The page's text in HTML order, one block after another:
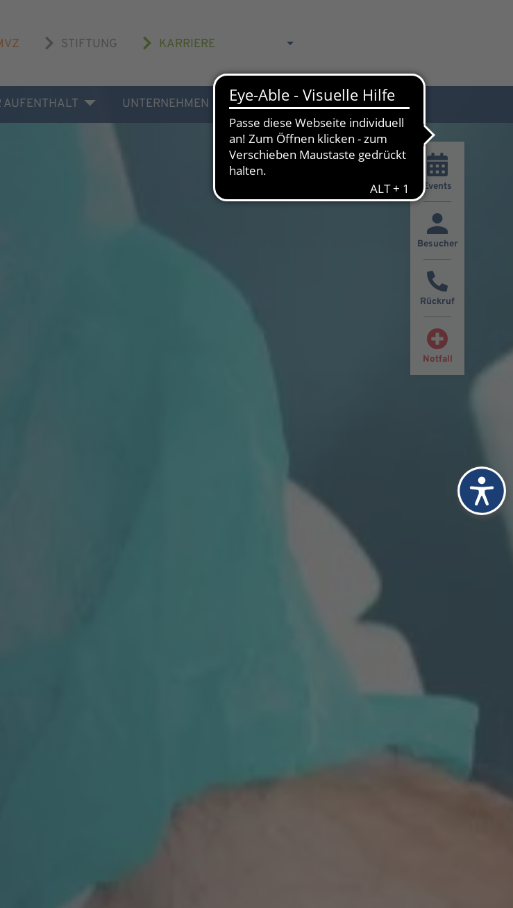
STIFTUNG KARRIERE
AUFENTHALT UNTERNEHMEN AKTUELLES & KONTAKT
Events
Besucher
Rückruf
Notfall